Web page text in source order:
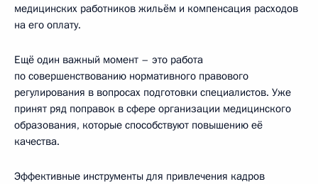
медицинских работников жильём и компенсация расходов
на его оплату.
Ещё один важный момент – это работа
по совершенствованию нормативного правового
регулирования в вопросах подготовки специалистов. Уже
принят ряд поправок в сфере организации медицинского
образования, которые способствуют повышению её
качества.
Эффективные инструменты для привлечения кадров